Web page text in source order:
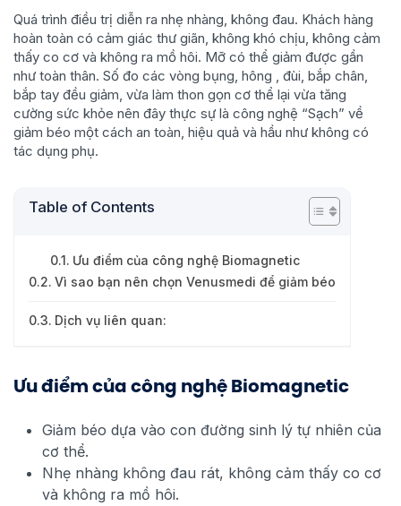
Quá trình điều trị diễn ra nhẹ nhàng, không đau. Khách hàng
hoàn toàn có cảm giác thư giãn, không khó chịu, không cảm
thấy co cơ và không ra mồ hôi. Mỡ có thể giảm được gần
như toàn thân. Số đo các vòng bụng, hông , đùi, bắp chân,
bắp tay đều giảm, vừa làm thon gọn cơ thể lại vừa tăng
cường sức khỏe nên đây thực sự là công nghệ “Sạch” về
giảm béo một cách an toàn, hiệu quả và hầu như không có
tác dụng phụ.
Table of Contents
Ưu điểm của công nghệ Biomagnetic
Vì sao bạn nên chọn Venusmedi để giảm béo
Dịch vụ liên quan:
Ưu điểm của công nghệ Biomagnetic
Giảm béo dựa vào con đường sinh lý tự nhiên của
cơ thể.
Nhẹ nhàng không đau rát, không cảm thấy co cơ
và không ra mồ hôi.